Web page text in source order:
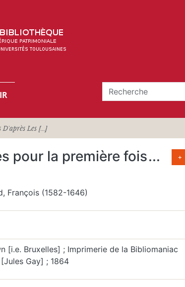
Les [...]
pour la première fois... +
François (1582-1646)
[i.e. Bruxelles] ; Imprimerie de la Bibliomaniac
Gay] ; 1864